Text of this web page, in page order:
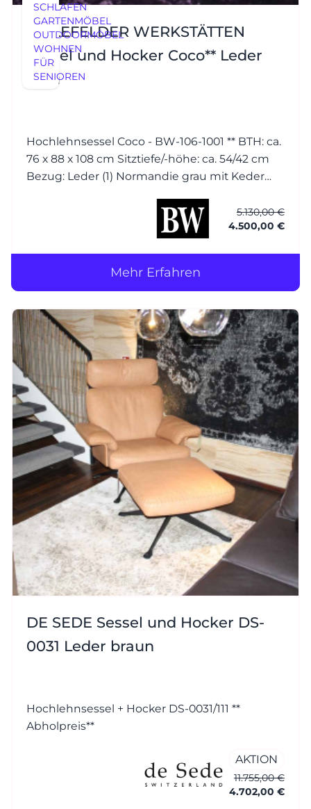
SCHLAFEN
GARTENMÖBEL
OUTDOORMÖBEL
WOHNEN
FÜR
SENIOREN
BIELEFELDER WERKSTÄTTEN
Sessel und Hocker Coco** Leder
grau
Hochlehnsessel Coco - BW-106-1001 ** BTH: ca.
76 x 88 x 108 cm Sitztiefe/-höhe: ca. 54/42 cm
Bezug: Leder (1) Normandie grau mit Keder
5.130,00 €
4.500,00 €
Mehr Erfahren
DE SEDE Sessel und Hocker DS-
0031 Leder braun
Hochlehnsessel + Hocker DS-0031/111 **
Abholpreis**
AKTION
11.755,00 €
4.702,00 €